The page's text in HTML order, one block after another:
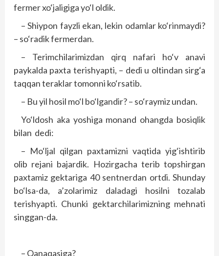
fermer xo‘jaligiga yo‘l oldik.
– Shiypon fayzli ekan, lekin odamlar ko‘rinmaydi?
– so‘radik fermerdan.
– Terimchilarimizdan qirq nafari ho‘v anavi
paykalda paxta terishyapti, – dedi u oltindan sirg‘a
taqqan teraklar tomonni ko‘rsatib.
– Bu yil hosil mo‘l bo‘lgandir? – so‘raymiz undan.
Yo‘ldosh aka yoshiga monand ohangda bosiqlik
bilan dedi:
– Mo‘ljal qilgan paxtamizni vaqtida yig‘ishtirib
olib rejani bajardik. Hozirgacha terib topshirgan
paxtamiz gektariga 40 sentnerdan ortdi. Shunday
bo‘lsa-da, a’zolarimiz daladagi hosilni tozalab
terishyapti. Chunki gektarchilarimizning mehnati
singgan-da.
– Qanaqasiga?